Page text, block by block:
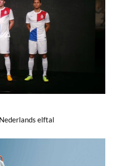
elftal